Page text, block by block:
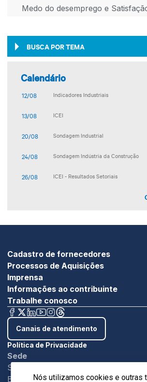
Medo do desemprego e
BUSCA POR TEMA
Calendário
12/08 Indicadores Industriais
13/08 ICEI
20/08 Sondagem Industrial
24/08 Sondagem Indústria da Construção
26/08 ICEI - Resultados Setoriais
Cadastro de fornecedores
Processos de Aquisições
Imprensa
Informações ao contribuinte
Trabalhe conosco
Canais de atendimento
Política de Privacidade
Sede
SBN - Quadra 1 - Bloco C Ed. Roberto
Brasília/DF - CEP 7004-903
Nós utilizamos cookies e outras